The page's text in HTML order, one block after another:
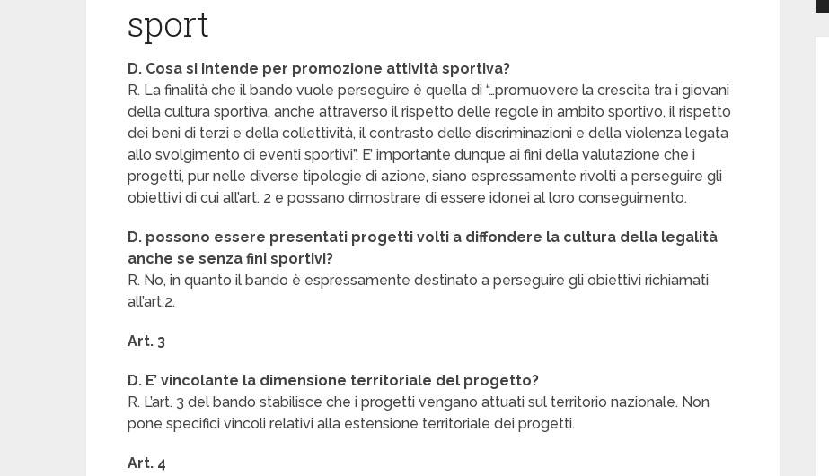
sport
D. Cosa si intende per promozione attività sportiva?
R. La finalità che il bando vuole perseguire è quella di “…promuovere la crescita tra i giovani
della cultura sportiva, anche attraverso il rispetto delle regole in ambito sportivo, il rispetto
dei beni di terzi e della collettività, il contrasto delle discriminazioni e della violenza legata
allo svolgimento di eventi sportivi”. E’ importante dunque ai fini della valutazione che i
progetti, pur nelle diverse tipologie di azione, siano espressamente rivolti a perseguire gli
obiettivi di cui all’art. 2 e possano dimostrare di essere idonei al loro conseguimento.
D. possono essere presentati progetti volti a diffondere la cultura della legalità
anche se senza fini sportivi?
R. No, in quanto il bando è espressamente destinato a perseguire gli obiettivi richiamati
all’art.2.
Art. 3
D. E’ vincolante la dimensione territoriale del progetto?
R. L’art. 3 del bando stabilisce che i progetti vengano attuati sul territorio nazionale. Non
pone specifici vincoli relativi alla estensione territoriale dei progetti.
Art. 4